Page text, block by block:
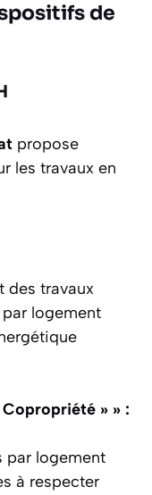
de
propose
les travaux en
des travaux
logement
» » :
par logement
à respecter